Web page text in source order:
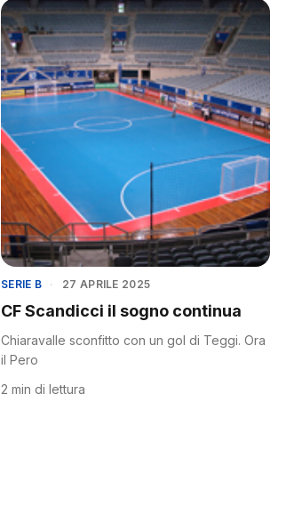
SERIE B · 27 APRILE 2025
CF Scandicci il sogno continua
Chiaravalle sconfitto con un gol di Teggi. Ora
il Pero
2 min di lettura